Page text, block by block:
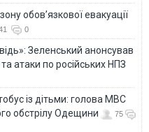
обов’язкової евакуації
0
Зеленський анонсував
атаки по російських НПЗ
із дітьми: голова МВС
обстрілу Одещини
75